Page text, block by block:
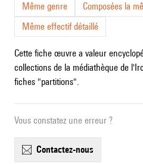
Même genre
Composées la
Même effectif détaillé
Cette fiche œuvre a valeur
collections de la médiathèque de
fiches "partitions".
Vous constatez une erreur ?
contactez-nous